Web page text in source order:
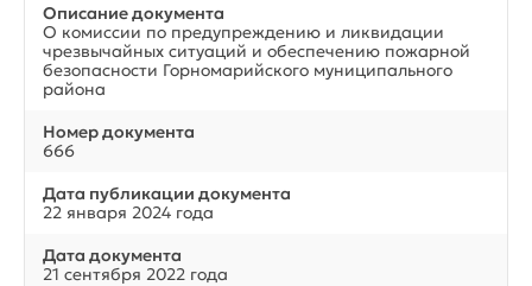
Описание документа
О комиссии по предупреждению и ликвидации
чрезвычайных ситуаций и обеспечению пожарной
безопасности Горномарийского муниципального
района
Номер документа
666
Дата публикации документа
22 января 2024 года
Дата документа
21 сентября 2022 года